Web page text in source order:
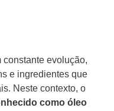
constante evolução,
e ingredientes que
Neste contexto, o
como óleo